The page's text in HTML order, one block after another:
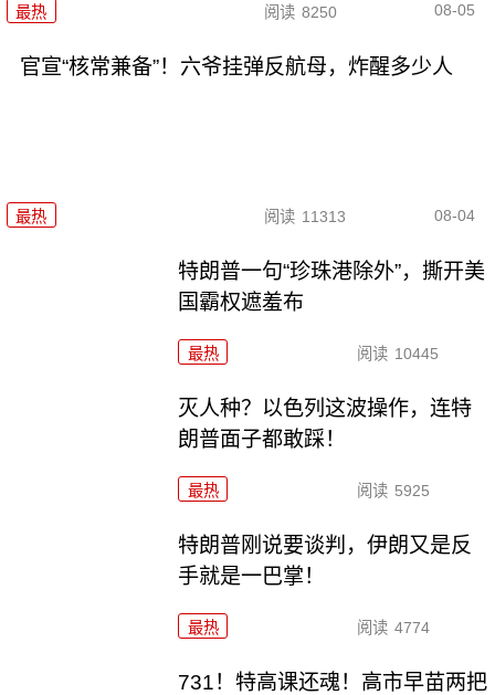
最热 阅读 8250 08-05
官宣“核常兼备”！六爷挂弹反航母，炸醒多少人
最热 阅读 11313 08-04
特朗普一句“珍珠港除外”，撕开美
国霸权遮羞布
最热 阅读 10445
灭人种？以色列这波操作，连特
朗普面子都敢踩！
最热 阅读 5925
特朗普刚说要谈判，伊朗又是反
手就是一巴掌！
最热 阅读 4774
731！特高课还魂！高市早苗两把